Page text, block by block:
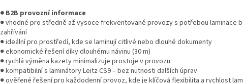
● B2B provozní informace
● vhodné pro středně až vysoce frekventované provozy s potřebou laminace
zahřívání
● ideální pro prostředí, kde se laminují citlivé nebo dlouhé dokumenty
● ekonomické řešení díky dlouhému návinu (30 m)
● rychlá výměna kazety minimalizuje prostoje v provozu
● kompatibilní s laminátory Leitz CS9 – bez nutnosti dalších úprav
● ověřené řešení pro každodenní provoz, kde je klíčová flexibilita a rychlost